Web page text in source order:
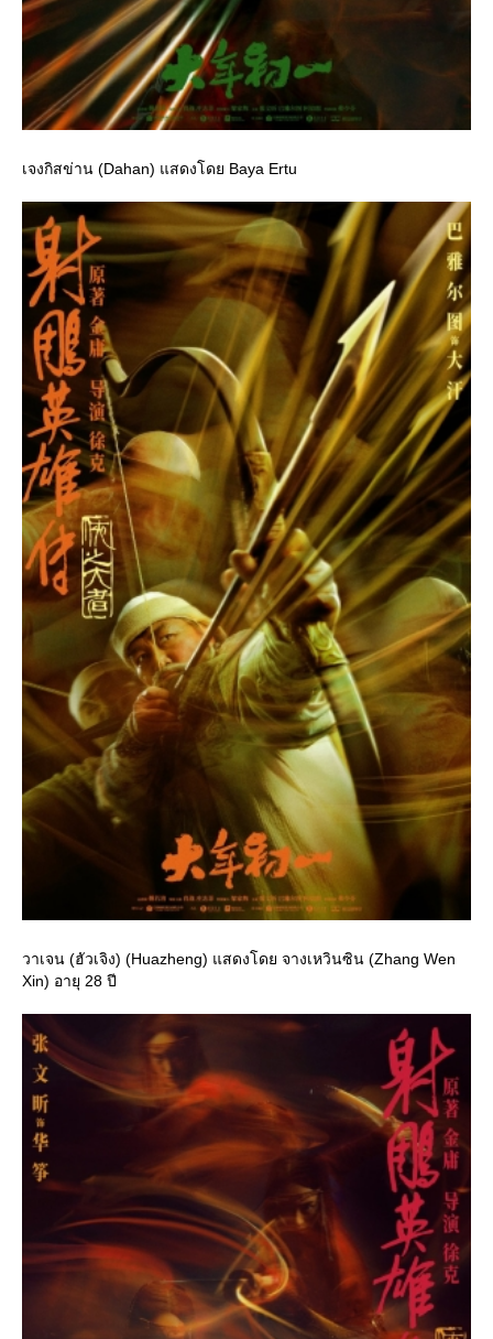
เจงกิสข่าน (Dahan) แสดงโดย Baya Ertu
วาเจน (ฮัวเจิง) (Huazheng) แสดงโดย จางเหวินซิน (Zhang Wen
Xin) อายุ 28 ปี